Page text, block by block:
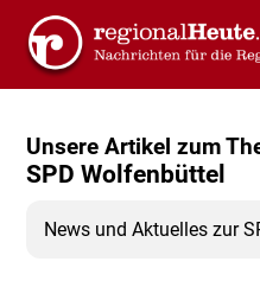
Unsere Artikel zum
SPD Wolfenbüttel
News und Aktuelles zur